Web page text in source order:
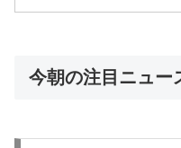
今朝の注目ニュー